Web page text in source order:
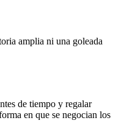
amplia ni una goleada
de tiempo y regalar
en que se negocian los